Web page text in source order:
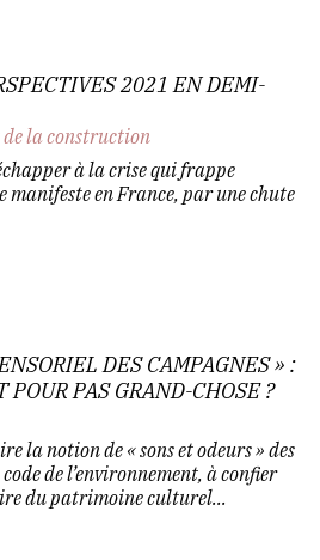
2021 EN DEMI-
la construction
à la crise qui frappe
manifeste en France, par une chute
DES CAMPAGNES » :
POUR PAS GRAND-CHOSE ?
la notion de « sons et odeurs » des
de l’environnement, à confier
du patrimoine culturel...